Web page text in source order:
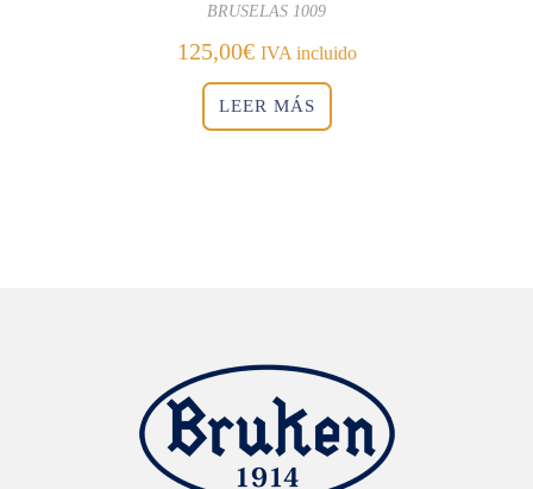
BRUSELAS 1009
125,00€ IVA incluido
LEER MÁS